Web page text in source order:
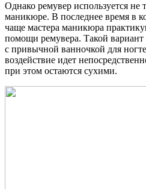
Однако ремувер используется не
маникюре. В последнее время в
чаще мастера маникюра
помощи ремувера. Такой
с привычной ванночкой для
воздействие идет
при этом остаются сухими.